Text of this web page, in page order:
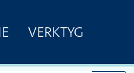
VERKTYG